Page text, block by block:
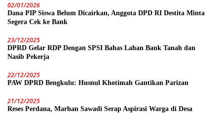
02/01/2026
Dana PIP Siswa Belum Dicairkan, Anggota DPD RI Destita Minta
Segera Cek ke Bank
23/12/2025
DPRD Gelar RDP Dengan SPSI Bahas Lahan Bank Tanah dan
Nasib Pekerja
22/12/2025
PAW DPRD Bengkulu: Husnul Khotimah Gantikan Parizan
21/12/2025
Reses Perdana, Marhan Sawadi Serap Aspirasi Warga di Desa